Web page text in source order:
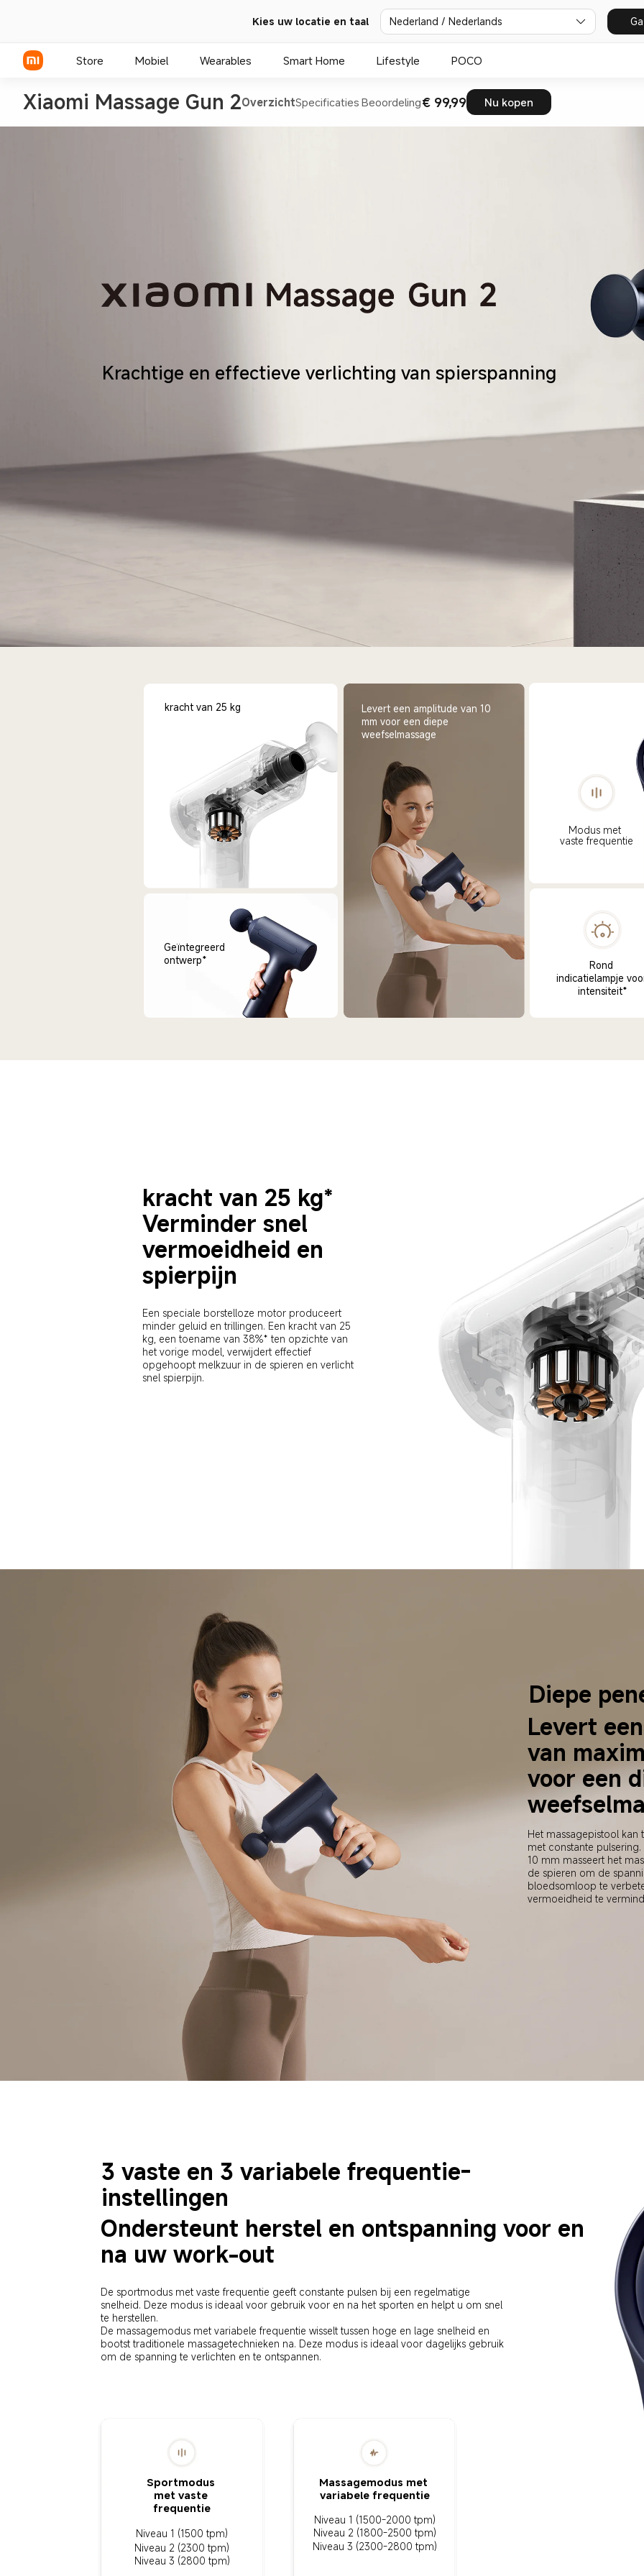
Kies uw locatie en taal Nederland / Nederlands
Store Mobiel Wearables Smart Home Lifestyle POCO
Xiaomi Massage Gun 2OverzichtSpecificaties Beoordeling€ 99,99 Nu kopen
Krachtige en effectieve verlichting van spierspanning
kracht van 25 kg
Geïntegreerd
ontwerp*
Levert een amplitude van 10
mm voor een diepe
weefselmassage
Modus met
vaste frequentie
Rond
indicatielampje
intensiteit*
kracht van 25 kg*
Verminder snel
vermoeidheid en
spierpijn
Een speciale borstelloze motor produceert
minder geluid en trillingen. Een kracht van 25
kg, een toename van 38%* ten opzichte van
het vorige model, verwijdert effectief
opgehoopt melkzuur in de spieren en verlicht
snel spierpijn.
Diepe
Levert
van
voor een
Het massagepistool
met constante
10 mm masseert het
de spieren om de
bloedsomloop te
vermoeidheid te
3 vaste en 3 variabele frequentie-
instellingen
Ondersteunt herstel en ontspanning voor en
na uw work-out
De sportmodus met vaste frequentie geeft constante pulsen bij een regelmatige
snelheid. Deze modus is ideaal voor gebruik voor en na het sporten en helpt u om snel
te herstellen.
De massagemodus met variabele frequentie wisselt tussen hoge en lage snelheid en
bootst traditionele massagetechnieken na. Deze modus is ideaal voor dagelijks gebruik
om de spanning te verlichten en te ontspannen.
Sportmodus
met vaste
frequentie
Niveau 1 (1500 tpm)
Niveau 2 (2300 tpm)
Niveau 3 (2800 tpm)
Massagemodus met
variabele frequentie
Niveau 1 (1500-2000 tpm)
Niveau 2 (1800-2500 tpm)
Niveau 3 (2300-2800 tpm)